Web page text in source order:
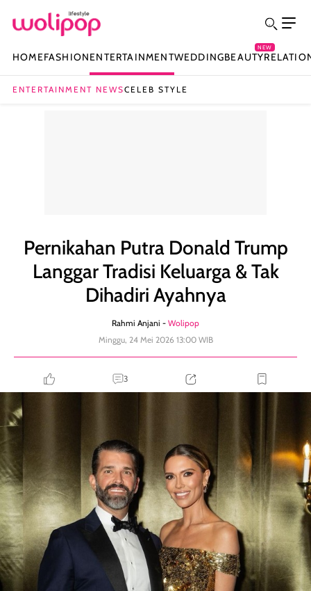
HOMEFASHIONENTERTAINMENTWEDDINGBEAUTY
NEW
ENTERTAINMENT NEWSCELEB STYLE
Pernikahan Putra Donald Trump
Langgar Tradisi Keluarga & Tak
Dihadiri Ayahnya
Rahmi Anjani - Wolipop
Minggu, 24 Mei 2026 13:00 WIB
3